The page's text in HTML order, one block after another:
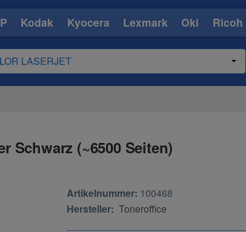
Kodak Kyocera Lexmark Oki Ricoh
Schwarz (~6500 Seiten)
Artikelnummer: 100468
Hersteller: Toneroffice